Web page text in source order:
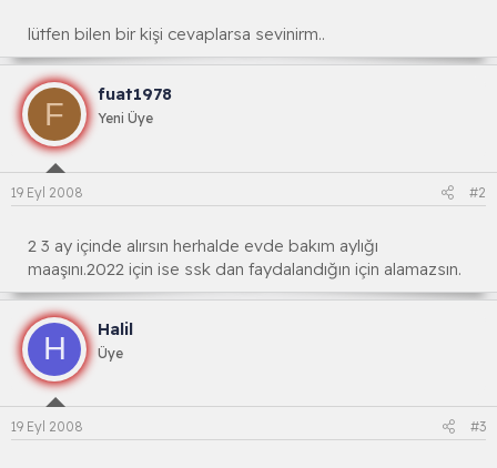
lütfen bilen bir kişi cevaplarsa sevinirm..
F
fuat1978
Yeni Üye
19 Eyl 2008 #2
2 3 ay içinde alırsın herhalde evde bakım aylığı
maaşını.2022 için ise ssk dan faydalandığın için alamazsın.
H
Halil
Üye
19 Eyl 2008 #3